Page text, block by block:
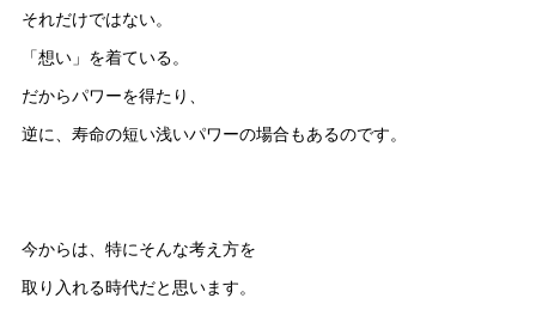
それだけではない。
「想い」を着ている。
だからパワーを得たり、
逆に、寿命の短い浅いパワーの場合もあるのです。
今からは、特にそんな考え方を
取り入れる時代だと思います。